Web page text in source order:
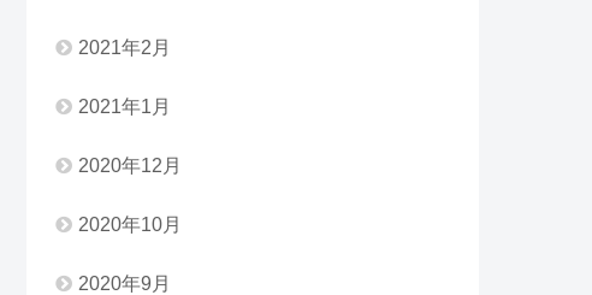
2021年2月
2021年1月
2020年12月
2020年10月
2020年9月